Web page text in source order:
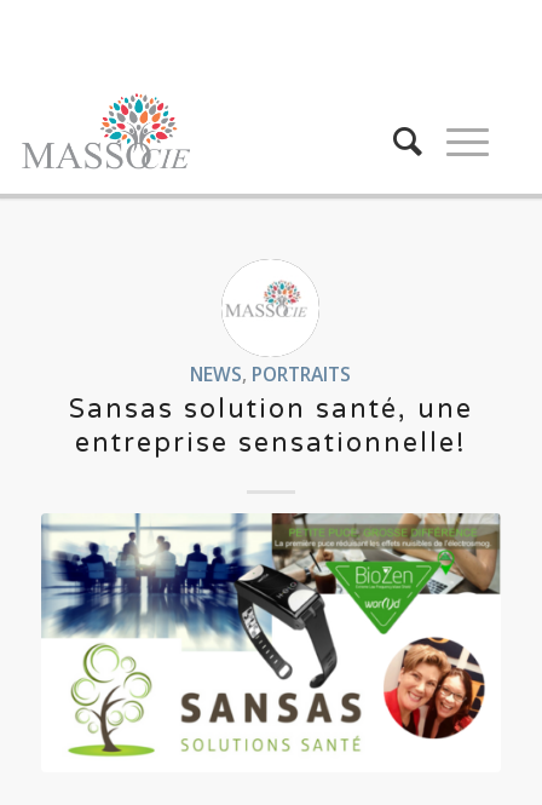
NEWS, PORTRAITS
Sansas solution santé, une
entreprise sensationnelle!